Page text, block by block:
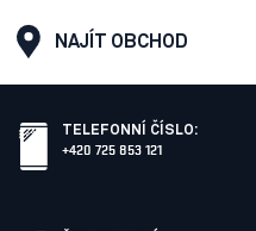
NAJÍT OBCHOD
TELEFONNÍ ČÍSLO:
+420 725 853 121